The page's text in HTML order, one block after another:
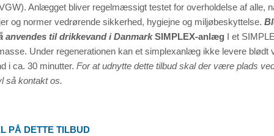
Anlægget bliver regelmæssigt testet for overholdelse af alle,
og normer vedrørende sikkerhed, hygiejne og miljøbeskyttelse.
anvendes til drikkevand i DanmarkSIMPLEX-anlæg I et
Under regenerationen kan et simplexanlæg ikke levere blødt
i ca. 30 minutter. For at udnytte dette tilbud skal der være plads
så kontakt os.
PÅ DETTE TILBUD